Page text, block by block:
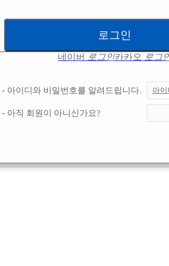
네이버 로그인카카오 로그
- 아이디와 비밀번호를 알려드립니다. 아이
- 아직 회원이 아니신가요?